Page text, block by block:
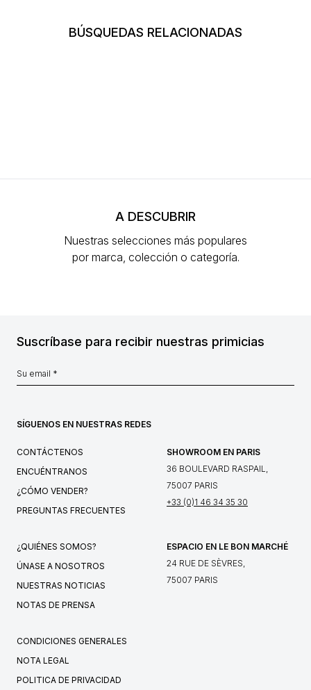
BÚSQUEDAS RELACIONADAS
A DESCUBRIR
Nuestras selecciones más populares
por marca, colección o categoría.
Suscríbase para recibir nuestras primicias
SÍGUENOS EN NUESTRAS REDES
CONTÁCTENOS
ENCUÉNTRANOS
¿CÓMO VENDER?
PREGUNTAS FRECUENTES
SHOWROOM EN PARIS
36 BOULEVARD RASPAIL,
75007 PARIS
+33 (0)1 46 34 35 30
¿QUIÉNES SOMOS?
ÚNASE A NOSOTROS
NUESTRAS NOTICIAS
NOTAS DE PRENSA
ESPACIO EN LE BON MARCHÉ
24 RUE DE SÈVRES,
75007 PARIS
CONDICIONES GENERALES
NOTA LEGAL
POLITICA DE PRIVACIDAD